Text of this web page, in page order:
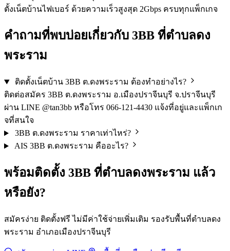
ตั้งเน็ตบ้านไฟเบอร์ ด้วยความเร็วสูงสุด 2Gbps ครบทุกแพ็กเกจ
คำถามที่พบบ่อยเกี่ยวกับ 3BB ที่ตำบลดง
พระราม
ติดตั้งเน็ตบ้าน 3BB ต.ดงพระราม ต้องทำอย่างไร?
ติดต่อสมัคร 3BB ต.ดงพระราม อ.เมืองปราจีนบุรี จ.ปราจีนบุรี
ผ่าน LINE @tan3bb หรือโทร 066-121-4430 แจ้งที่อยู่และแพ็กเก
จที่สนใจ
3BB ต.ดงพระราม ราคาเท่าไหร่?
AIS 3BB ต.ดงพระราม คืออะไร?
พร้อมติดตั้ง 3BB ที่ตำบลดงพระราม แล้ว
หรือยัง?
สมัครง่าย ติดตั้งฟรี ไม่มีค่าใช้จ่ายเพิ่มเติม รองรับพื้นที่ตำบลดง
พระราม อำเภอเมืองปราจีนบุรี